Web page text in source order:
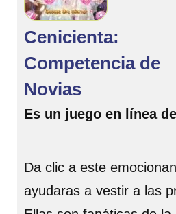
Cenicienta:
Competencia de
Novias
Es un juego en línea
Da clic a este
ayudaras a vestir a las